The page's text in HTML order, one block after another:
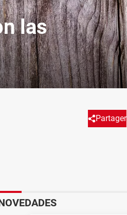
las
Partager
Slideshare se convirtió
algunos consejos
y fuera de la